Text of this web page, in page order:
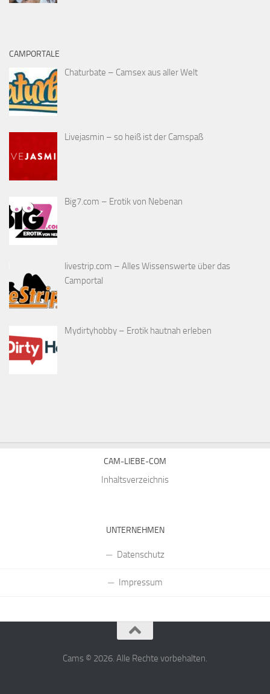
CAMPORTALE
Chaturbate – Camsex aus aller Welt
Livejasmin – so heiß ist der Camspaß
Big7.com – Erotik von Nebenan
livestrip.com – Alles Wissenswerte über das
Camportal
Mydirtyhobby – Erotik hautnah erleben
CAM-LIEBE-COM
Inhaltsverzeichnis
UNTERNEHMEN
Datenschutz
Impressum
Cams © 2026. Alle Rechte vorbehalten.